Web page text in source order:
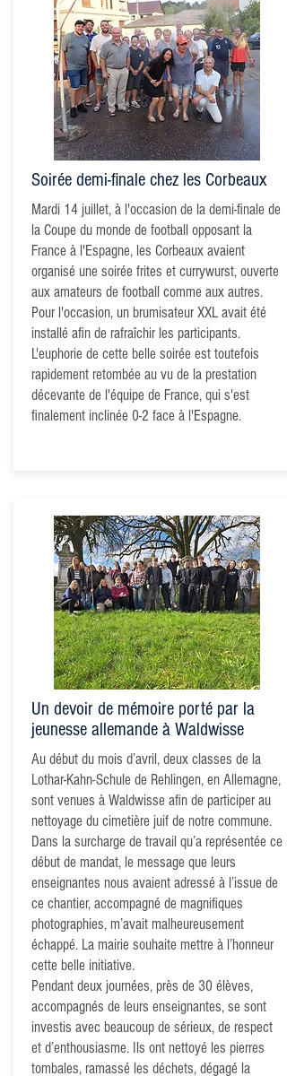
Soirée demi-finale chez les Corbeaux
Mardi 14 juillet, à l'occasion de la demi-finale de
la Coupe du monde de football opposant la
France à l'Espagne, les Corbeaux avaient
organisé une soirée frites et currywurst, ouverte
aux amateurs de football comme aux autres.
Pour l'occasion, un brumisateur XXL avait été
installé afin de rafraîchir les participants.
L'euphorie de cette belle soirée est toutefois
rapidement retombée au vu de la prestation
décevante de l'équipe de France, qui s'est
finalement inclinée 0-2 face à l'Espagne.
Un devoir de mémoire porté par la
jeunesse allemande à Waldwisse
Au début du mois d’avril, deux classes de la
Lothar-Kahn-Schule de Rehlingen, en Allemagne,
sont venues à Waldwisse afin de participer au
nettoyage du cimetière juif de notre commune.
Dans la surcharge de travail qu’a représentée ce
début de mandat, le message que leurs
enseignantes nous avaient adressé à l’issue de
ce chantier, accompagné de magnifiques
photographies, m’avait malheureusement
échappé. La mairie souhaite mettre à l’honneur
cette belle initiative.
Pendant deux journées, près de 30 élèves,
accompagnés de leurs enseignantes, se sont
investis avec beaucoup de sérieux, de respect
et d’enthousiasme. Ils ont nettoyé les pierres
tombales, ramassé les déchets, dégagé la